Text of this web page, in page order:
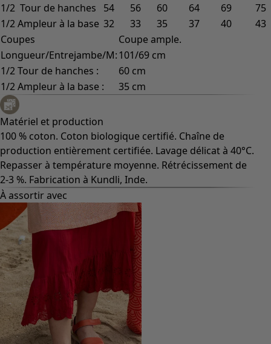
1/2 Tour de hanches
54 56 60 64 69
75
1/2 Ampleur à la base 32 33 35 37 40
43
Coupes
Coupe ample.
Longueur/Entrejambe/M:101/69 cm
1/2 Tour de hanches :
60 cm
1/2 Ampleur à la base :
35 cm
Matériel et production
100 % coton. Coton biologique certifié. Chaîne de
production entièrement certifiée. Lavage délicat à 40°C.
Repasser à température moyenne. Rétrécissement de
2-3 %. Fabrication à Kundli, Inde.
À assortir avec